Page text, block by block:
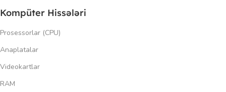
Kompüter Hissələri
Prosessorlar (CPU)
Anaplatalar
Videokartlar
RAM